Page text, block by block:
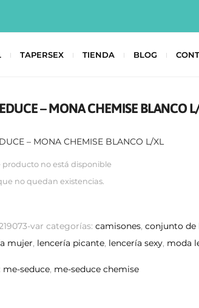
TAPERSEX TIENDA BLOG
– MONA CHEMISE BLANCO
– MONA CHEMISE BLANCO L/XL
producto no está disponible
no quedan existencias.
var categorías:camisones,conjunto de
mujer, lencería picante, lencería sexy, moda
me-seduce, me-seduce chemise